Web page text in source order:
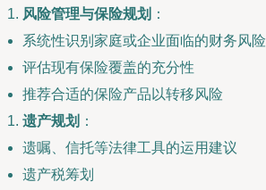
风险管理与保险规划 ：
系统性识别家庭或企业面临的财务风险
评估现有保险覆盖的充分性
推荐合适的保险产品以转移风险
遗产规划 ：
遗嘱、信托等法律工具的运用建议
遗产税筹划